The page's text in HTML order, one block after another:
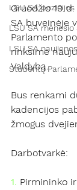
LSU SA pozicijos
LSU SA
LSU SA naujienos
Studentų
Gruodžio 19
SA buveinėje
Parlamento
rinksime
Valdybą.
Bus renkami
kadencijos
žmogus
Darbotvarkė:
1. Pirmininko